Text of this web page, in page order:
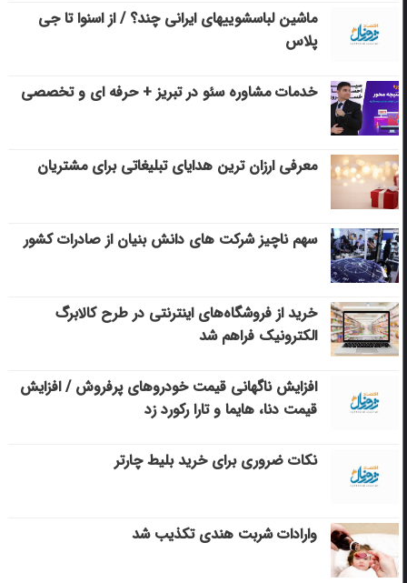
ماشین لباسشویی‎های ایرانی چند؟ / از اسنوا تا جی
پلاس
خدمات مشاوره سئو در تبریز + حرفه ای و تخصصی
معرفی ارزان ترین هدایای تبلیغاتی برای مشتریان
سهم ناچیز شرکت های دانش بنیان از صادرات کشور
خرید از فروشگاه‌های اینترنتی در طرح کالابرگ
الکترونیک فراهم شد
افزایش ناگهانی قیمت خودروهای پرفروش / افزایش
قیمت دنا، هایما و تارا رکورد زد
نکات ضروری برای خرید بلیط چارتر
وارادات شربت هندی تکذیب شد